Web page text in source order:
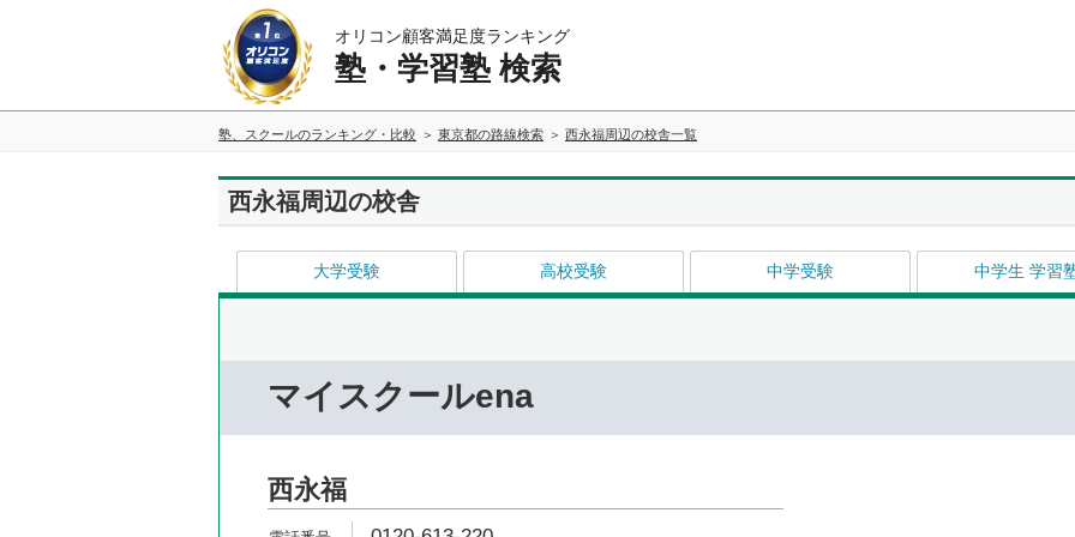
オリコン顧客満足度ランキング
塾・学習塾 検索
塾、スクールのランキング・比較 東京都の路線検索 西永福周辺の校舎一覧
西永福周辺の校舎
大学受験 高校受験 中学受験 中学生 学習
マイスクールena
西永福